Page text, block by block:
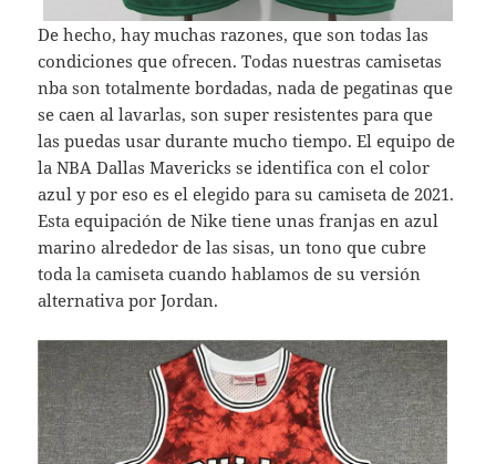
De hecho, hay muchas razones, que son todas las
condiciones que ofrecen. Todas nuestras camisetas
nba son totalmente bordadas, nada de pegatinas que
se caen al lavarlas, son super resistentes para que
las puedas usar durante mucho tiempo. El equipo de
la NBA Dallas Mavericks se identifica con el color
azul y por eso es el elegido para su camiseta de 2021.
Esta equipación de Nike tiene unas franjas en azul
marino alrededor de las sisas, un tono que cubre
toda la camiseta cuando hablamos de su versión
alternativa por Jordan.